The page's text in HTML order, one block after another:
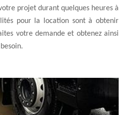
projet durant quelques heures à
pour la location sont à obtenir
votre demande et obtenez ainsi